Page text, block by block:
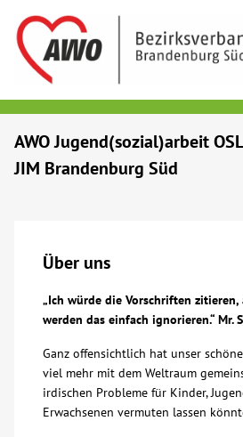
Senioren
Begegnung
Bildung
AWO Jugend(sozial)arbeit
JIM Brandenburg Süd
Über uns
„Ich würde die Vorschriften zitieren,
werden das einfach ignorieren.“ Mr.
Ganz offensichtlich hat unser
viel mehr mit dem Weltraum
irdischen Probleme für Kinder,
Erwachsenen vermuten lassen